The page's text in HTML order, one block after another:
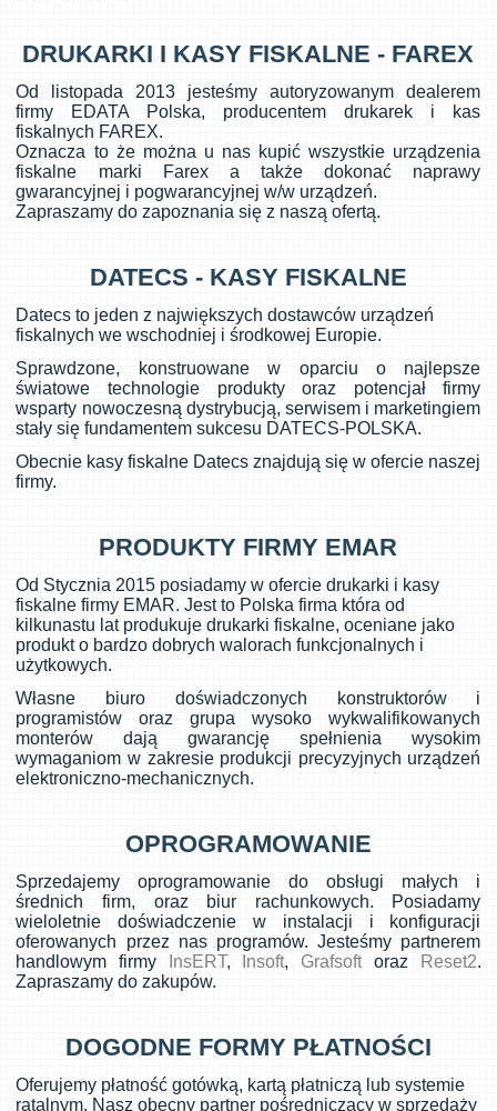
DRUKARKI I KASY FISKALNE - FAREX
Od listopada 2013 jesteśmy autoryzowanym dealerem
firmy EDATA Polska, producentem drukarek i kas
fiskalnych FAREX.
Oznacza to że można u nas kupić wszystkie urządzenia
fiskalne marki Farex a także dokonać naprawy
gwarancyjnej i pogwarancyjnej w/w urządzeń.
Zapraszamy do zapoznania się z naszą ofertą.
DATECS - KASY FISKALNE
Datecs to jeden z największych dostawców urządzeń
fiskalnych we wschodniej i środkowej Europie.
Sprawdzone, konstruowane w oparciu o najlepsze
światowe technologie produkty oraz potencjał firmy
wsparty nowoczesną dystrybucją, serwisem i marketingiem
stały się fundamentem sukcesu DATECS-POLSKA.
Obecnie kasy fiskalne Datecs znajdują się w ofercie naszej
firmy.
PRODUKTY FIRMY EMAR
Od Stycznia 2015 posiadamy w ofercie drukarki i kasy
fiskalne firmy EMAR. Jest to Polska firma która od
kilkunastu lat produkuje drukarki fiskalne, oceniane jako
produkt o bardzo dobrych walorach funkcjonalnych i
użytkowych.
Własne biuro doświadczonych konstruktorów i
programistów oraz grupa wysoko wykwalifikowanych
monterów dają gwarancję spełnienia wysokim
wymaganiom w zakresie produkcji precyzyjnych urządzeń
elektroniczno-mechanicznych.
OPROGRAMOWANIE
Sprzedajemy oprogramowanie do obsługi małych i
średnich firm, oraz biur rachunkowych. Posiadamy
wieloletnie doświadczenie w instalacji i konfiguracji
oferowanych przez nas programów. Jesteśmy partnerem
handlowym firmy
InsERT, Insoft, Grafsoftoraz Reset2.
Zapraszamy do zakupów.
DOGODNE FORMY PŁATNOŚCI
Oferujemy płatność gotówką, kartą płatniczą lub systemie
ratalnym. Nasz obecny partner pośredniczący w sprzedaży